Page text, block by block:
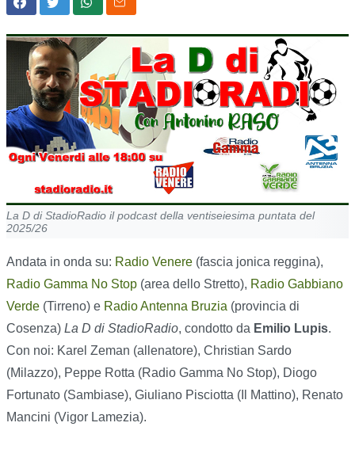
La D di StadioRadio il podcast della ventiseiesima puntata del
2025/26
Andata in onda su: Radio Venere (fascia jonica reggina),
Radio Gamma No Stop (area dello Stretto), Radio Gabbiano
Verde (Tirreno) e Radio Antenna Bruzia (provincia di
Cosenza) La D di StadioRadio, condotto da Emilio Lupis.
Con noi: Karel Zeman (allenatore), Christian Sardo
(Milazzo), Peppe Rotta (Radio Gamma No Stop), Diogo
Fortunato (Sambiase), Giuliano Pisciotta (Il Mattino), Renato
Mancini (Vigor Lamezia).